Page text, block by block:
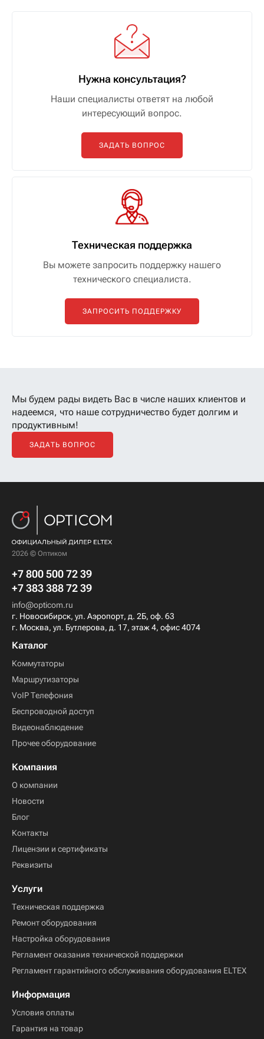
Нужна консультация?
Наши специалисты ответят на любой
интересующий вопрос.
ЗАДАТЬ ВОПРОС
Техническая поддержка
Вы можете запросить поддержку нашего
технического специалиста.
ЗАПРОСИТЬ ПОДДЕРЖКУ
Мы будем рады видеть Вас в числе наших клиентов и
надеемся, что наше сотрудничество будет долгим и
продуктивным!
ЗАДАТЬ ВОПРОС
2026 © Оптиком
+7 800 500 72 39
+7 383 388 72 39
info@opticom.ru
г. Новосибирск, ул. Аэропорт, д. 2Б, оф. 63
г. Москва, ул. Бутлерова, д. 17, этаж 4, офис 4074
Каталог
Коммутаторы
Маршрутизаторы
VoIP Телефония
Беспроводной доступ
Видеонаблюдение
Прочее оборудование
Компания
О компании
Новости
Блог
Контакты
Лицензии и сертификаты
Реквизиты
Услуги
Техническая поддержка
Ремонт оборудования
Настройка оборудования
Регламент оказания технической поддержки
Регламент гарантийного обслуживания оборудования ELTEX
Информация
Условия оплаты
Гарантия на товар